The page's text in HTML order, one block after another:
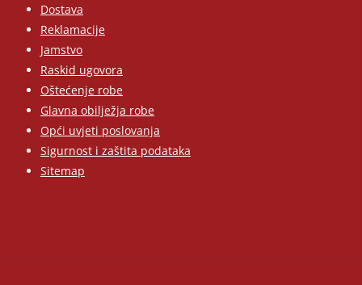
Dostava
Reklamacije
Jamstvo
Raskid ugovora
Oštećenje robe
Glavna obilježja robe
Opći uvjeti poslovanja
Sigurnost i zaštita podataka
Sitemap